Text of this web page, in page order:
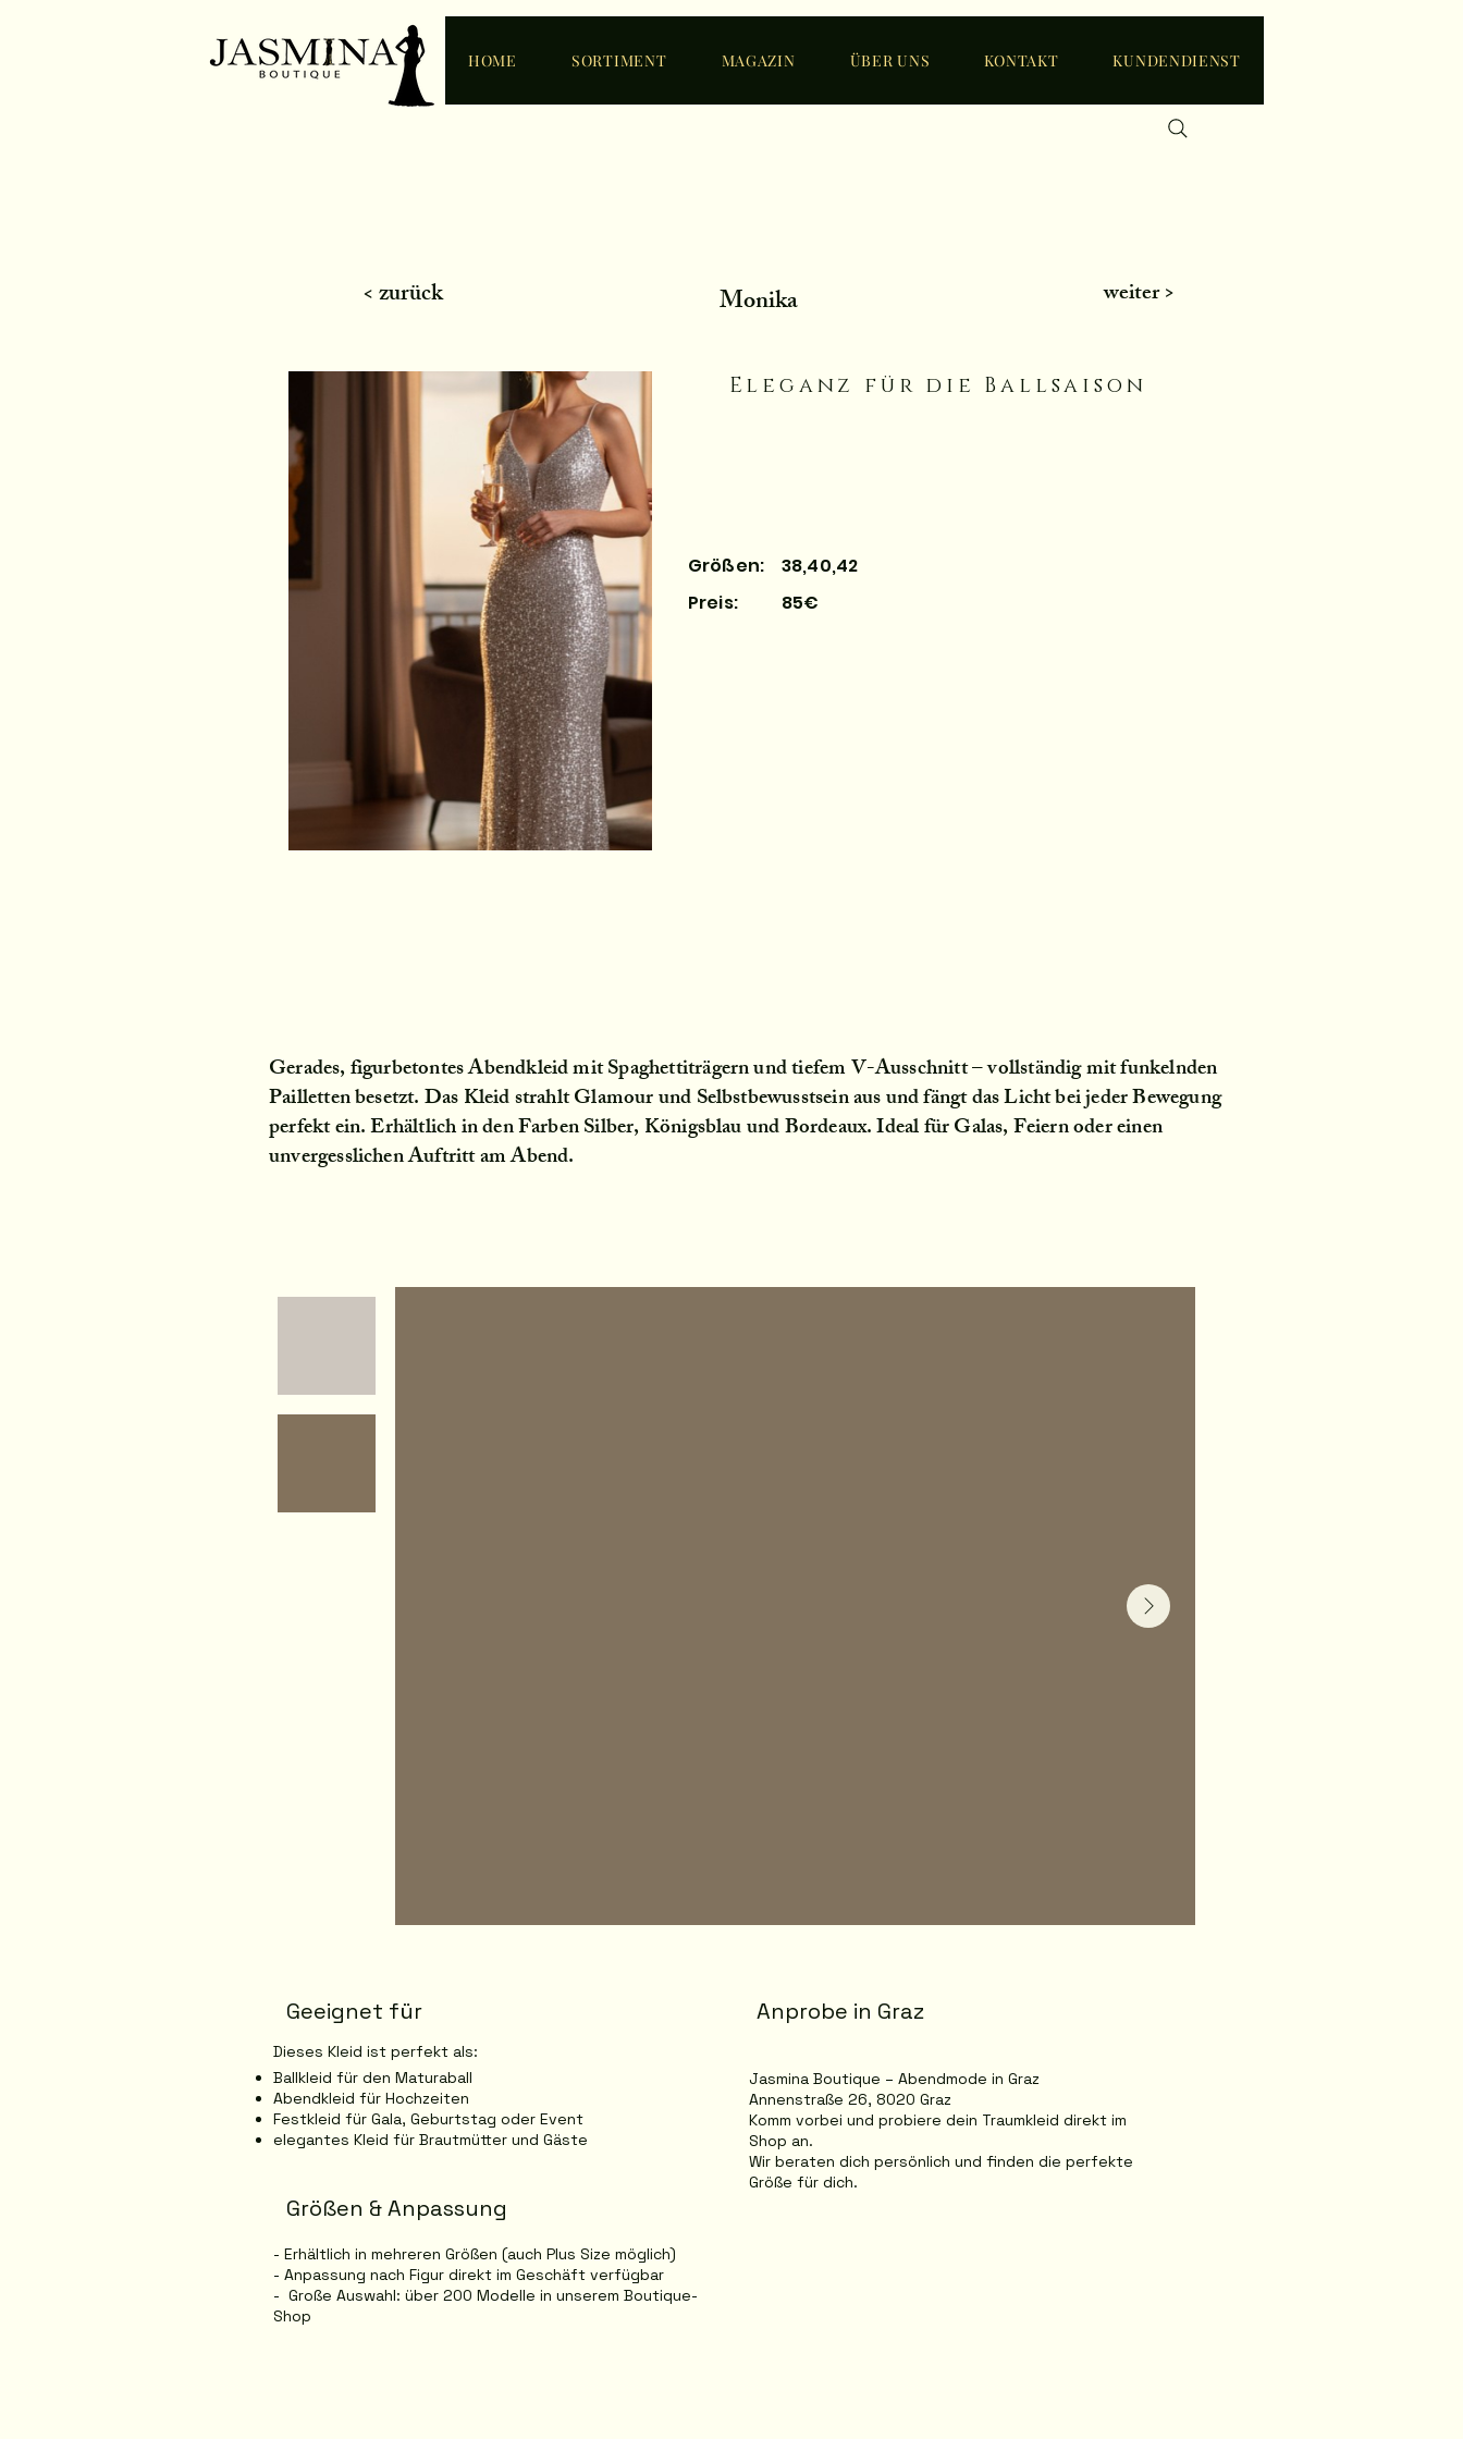
HOME SORTIMENT MAGAZIN ÜBER UNS KONTAKT KUNDENDIENST
< zurück Monika weiter >
Eleganz für die Ballsaison
Größen:
38,40,42
Preis:
85€
Gerades, figurbetontes Abendkleid mit Spaghettiträgern und tiefem V-Ausschnitt – vollständig mit funkelnden
Pailletten besetzt. Das Kleid strahlt Glamour und Selbstbewusstsein aus und fängt das Licht bei jeder Bewegung
perfekt ein. Erhältlich in den Farben Silber, Königsblau und Bordeaux. Ideal für Galas, Feiern oder einen
unvergesslichen Auftritt am Abend.
Geeignet für
Dieses Kleid ist perfekt als:
Ballkleid für den Maturaball
Abendkleid für Hochzeiten
Festkleid für Gala, Geburtstag oder Event
elegantes Kleid für Brautmütter und Gäste
Anprobe in Graz
Jasmina Boutique – Abendmode in Graz
Annenstraße 26, 8020 Graz
Komm vorbei und probiere dein Traumkleid direkt im
Shop an.
Wir beraten dich persönlich und finden die perfekte
Größe für dich.
Größen & Anpassung
- Erhältlich in mehreren Größen (auch Plus Size möglich)
- Anpassung nach Figur direkt im Geschäft verfügbar
- Große Auswahl: über 200 Modelle in unserem Boutique-
Shop